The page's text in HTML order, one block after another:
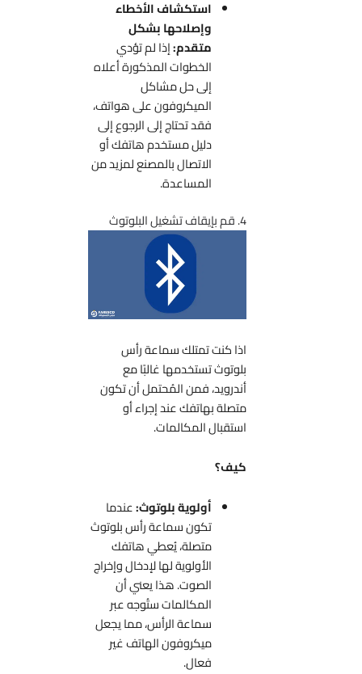
استكشاف الأخطاء
وإصلاحها بشكل
متقدم:إذا لم تؤدي
الخطوات المذكورة أعلاه
إلى حل مشاكل
الميكروفون على هواتف،
فقد تحتاج إلى الرجوع إلى
دليل مستخدم هاتفك أو
الاتصال بالمصنع لمزيد من
المساعدة.
اذا كنت تمتلك سماعة رأس
بلوتوث تستخدمها غالبًا مع
أندرويد، فمن المُحتمل أن تكون
متصلة بهاتفك عند إجراء أو
استقبال المكالمات.
كيف؟
أولوية بلوتوث:عندما
تكون سماعة رأس بلوتوث
متصلة، يُعطي هاتفك
الأولوية لها لإدخال وإخراج
الصوت. هذا يعني أن
المكالمات ستُوجه عبر
سماعة الرأس، مما يجعل
ميكروفون الهاتف غير
فعال.